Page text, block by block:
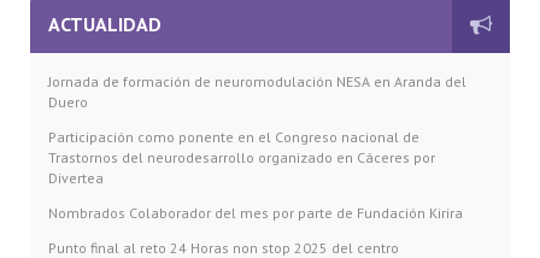
ACTUALIDAD
Jornada de formación de neuromodulación NESA en Aranda del
Duero
Participación como ponente en el Congreso nacional de
Trastornos del neurodesarrollo organizado en Cáceres por
Divertea
Nombrados Colaborador del mes por parte de Fundación Kirira
Punto final al reto 24 Horas non stop 2025 del centro